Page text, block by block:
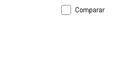
Comparar